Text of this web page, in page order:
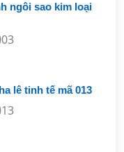
ngôi sao kim loại
lê tinh tế mã 013